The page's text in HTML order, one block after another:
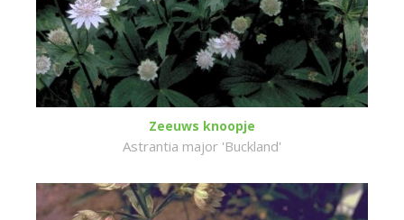
Zeeuws knoopje
Astrantia major 'Buckland'